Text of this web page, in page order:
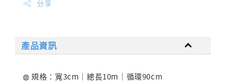
分享
產品資訊
◍ 規格：寬3cm｜總長10m｜循環90cm